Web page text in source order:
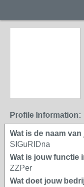
Profile Information:
Wat is de naam
SIGuRIDna
Wat is jouw functie
ZZPer
Wat doet jouw